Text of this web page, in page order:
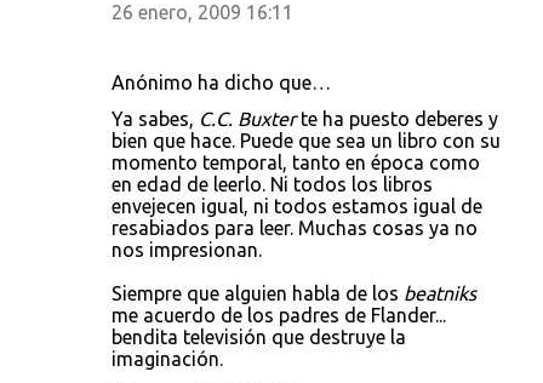
26 enero, 2009 16:11
Anónimo ha dicho que…
Ya sabes, C.C. Buxterte ha puesto deberes y
bien que hace. Puede que sea un libro con su
momento temporal, tanto en época como
en edad de leerlo. Ni todos los libros
envejecen igual, ni todos estamos igual de
resabiados para leer. Muchas cosas ya no
nos impresionan.
Siempre que alguien habla de los beatniks
me acuerdo de los padres de Flander...
bendita televisión que destruye la
imaginación.